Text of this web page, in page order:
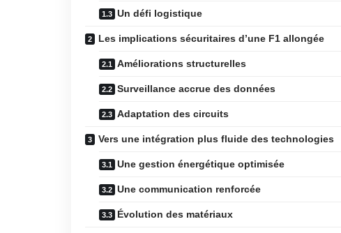
Un défi logistique
Les implications sécuritaires d’une F1 allongée
Améliorations structurelles
Surveillance accrue des données
Adaptation des circuits
Vers une intégration plus fluide des technologies
Une gestion énergétique optimisée
Une communication renforcée
Évolution des matériaux